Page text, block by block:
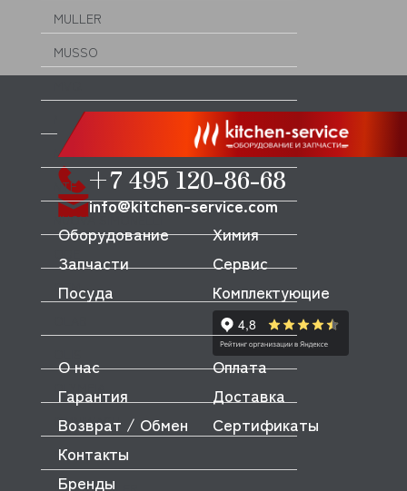
MULLER
MUSSO
NEMOX
NOPEIN
NTF
NUOVA SIMONELLI
OEM
OLYMPIA
OMNIWASH
ORVED
+7 495 120-86-68
info@kitchen-service.com
Оборудование
Запчасти
Посуда
Химия
Сервис
Комплектующие
О нас
Оплата
Гарантия
Доставка
Возврат / Обмен
Сертификаты
Контакты
Бренды